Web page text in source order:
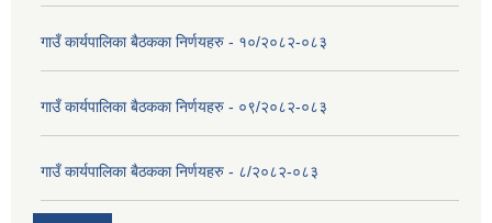
गाउँ कार्यपालिका बैठकका निर्णयहरु - १०/२०८२-०८३
गाउँ कार्यपालिका बैठकका निर्णयहरु - ०९/२०८२-०८३
गाउँ कार्यपालिका बैठकका निर्णयहरु - ८/२०८२-०८३